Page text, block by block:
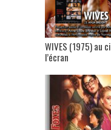
WIVES (1975) au
l’écran